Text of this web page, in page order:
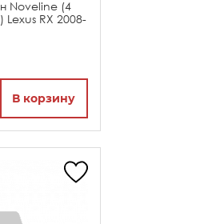
Noveline (4
RX 2008-
В корзину